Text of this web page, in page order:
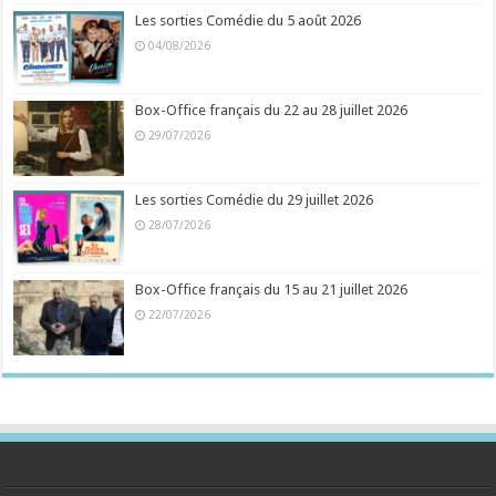
Les sorties Comédie du 5 août 2026
04/08/2026
Box-Office français du 22 au 28 juillet 2026
29/07/2026
Les sorties Comédie du 29 juillet 2026
28/07/2026
Box-Office français du 15 au 21 juillet 2026
22/07/2026